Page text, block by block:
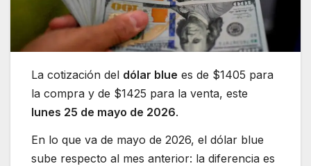
La cotización del dólar blue es de $1405 para
la compra y de $1425 para la venta, este
lunes 25 de mayo de 2026.
En lo que va de mayo de 2026, el dólar blue
sube respecto al mes anterior: la diferencia es